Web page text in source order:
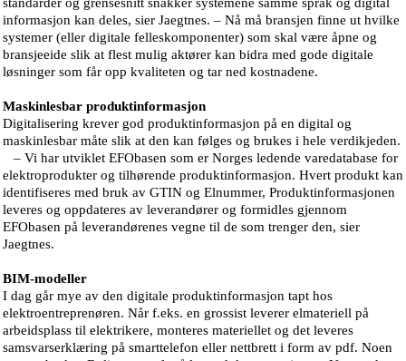
informasjon kan deles, sier Jaegtnes. – Nå må bransjen finne ut hvilke
systemer (eller digitale felleskomponenter) som skal være åpne og
bransjeeide slik at flest mulig aktører kan bidra med gode digitale
løsninger som får opp kvaliteten og tar ned kostnadene.
Maskinlesbar produktinformasjon
Digitalisering krever god produktinformasjon på en digital og
maskinlesbar måte slik at den kan følges og brukes i hele verdikjeden.
– Vi har utviklet EFObasen som er Norges ledende varedatabase for
elektroprodukter og tilhørende produktinformasjon. Hvert produkt kan
identifiseres med bruk av GTIN og Elnummer, Produktinformasjonen
leveres og oppdateres av leverandører og formidles gjennom
EFObasen på leverandørenes vegne til de som trenger den, sier
Jaegtnes.
BIM-modeller
I dag går mye av den digitale produktinformasjon tapt hos
elektroentreprenøren. Når f.eks. en grossist leverer elmateriell på
arbeidsplass til elektrikere, monteres materiellet og det leveres
samsvarserklæring på smarttelefon eller nettbrett i form av pdf. Noen